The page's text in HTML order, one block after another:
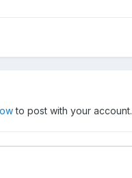
to post with your account.